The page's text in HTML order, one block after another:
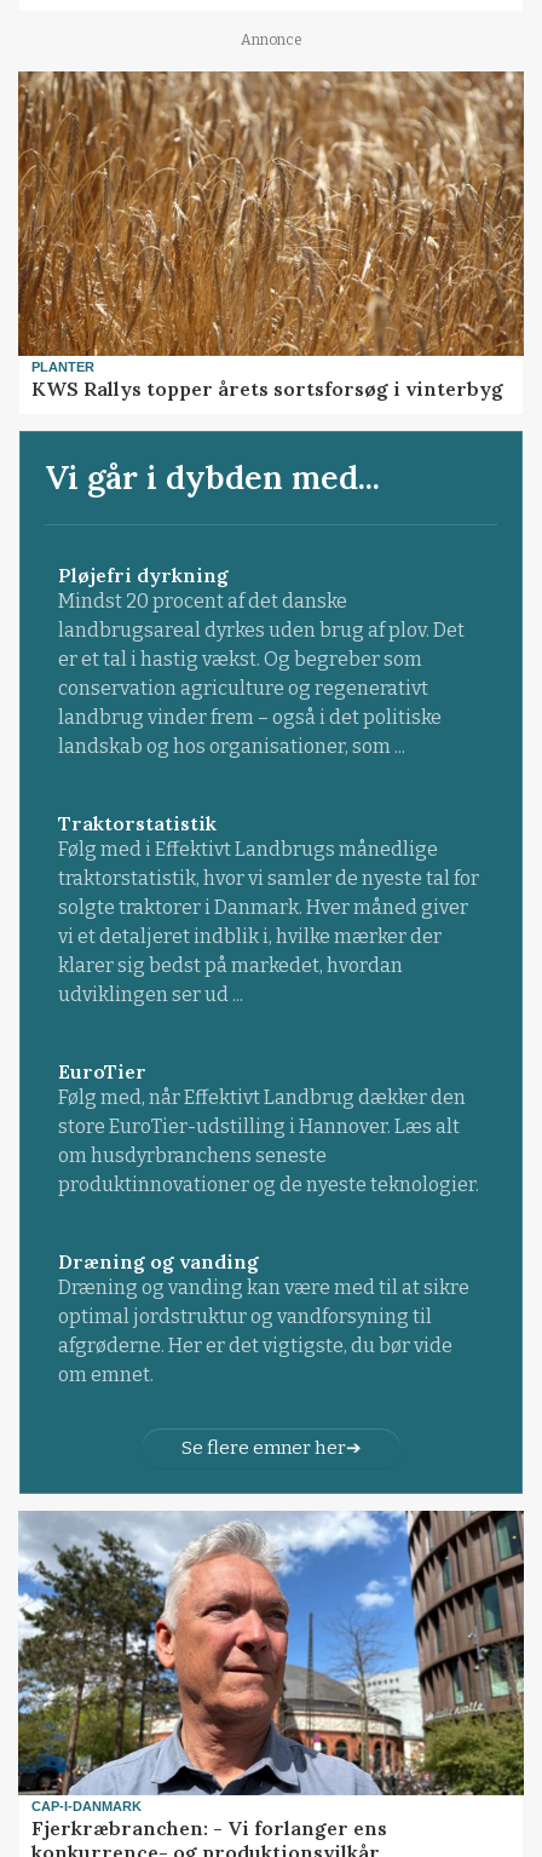
Annonce
PLANTER
KWS Rallys topper årets sortsforsøg i vinterbyg
Vi går i dybden med...
Pløjefri dyrkning
Mindst 20 procent af det danske
landbrugsareal dyrkes uden brug af plov. Det
er et tal i hastig vækst. Og begreber som
conservation agriculture og regenerativt
landbrug vinder frem – også i det politiske
landskab og hos organisationer, som ...
Traktorstatistik
Følg med i Effektivt Landbrugs månedlige
traktorstatistik, hvor vi samler de nyeste tal for
solgte traktorer i Danmark. Hver måned giver
vi et detaljeret indblik i, hvilke mærker der
klarer sig bedst på markedet, hvordan
udviklingen ser ud ...
EuroTier
Følg med, når Effektivt Landbrug dækker den
store EuroTier-udstilling i Hannover. Læs alt
om husdyrbranchens seneste
produktinnovationer og de nyeste teknologier.
Dræning og vanding
Dræning og vanding kan være med til at sikre
optimal jordstruktur og vandforsyning til
afgrøderne. Her er det vigtigste, du bør vide
om emnet.
Se flere emner her
CAP-I-DANMARK
Fjerkræbranchen: - Vi forlanger ens
konkurrence- og produktionsvilkår